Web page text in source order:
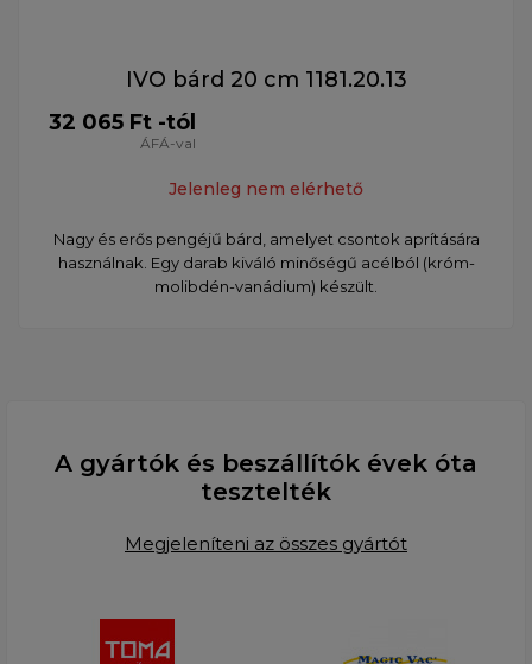
IVO bárd 20 cm 1181.20.13
32 065 Ft -tól
ÁFÁ-val
Jelenleg nem elérhető
Nagy és erős pengéjű bárd, amelyet csontok aprítására
használnak. Egy darab kiváló minőségű acélból (króm-
molibdén-vanádium) készült.
A gyártók és beszállítók évek óta
tesztelték
Megjeleníteni az összes gyártót